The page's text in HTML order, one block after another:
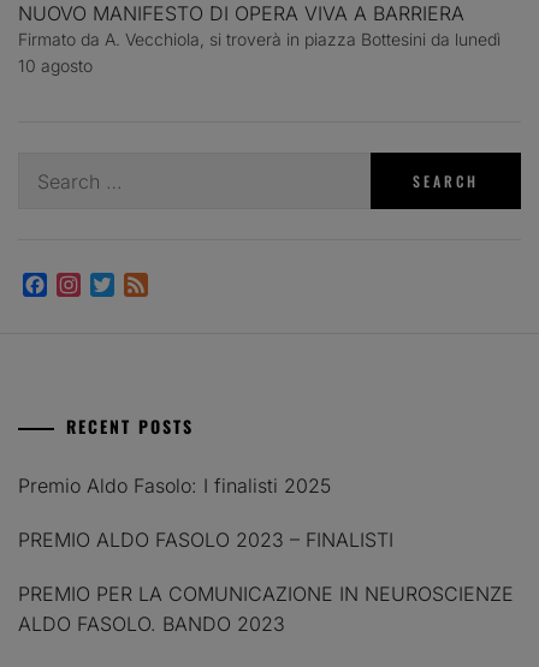
NUOVO MANIFESTO DI OPERA VIVA A BARRIERA
Firmato da A. Vecchiola, si troverà in piazza Bottesini da lunedì
10 agosto
for:
Facebook
Instagram
Twitter
RECENT POSTS
Premio Aldo Fasolo: I finalisti 2025
PREMIO ALDO FASOLO 2023 – FINALISTI
PREMIO PER LA COMUNICAZIONE IN NEUROSCIENZE
ALDO FASOLO. BANDO 2023